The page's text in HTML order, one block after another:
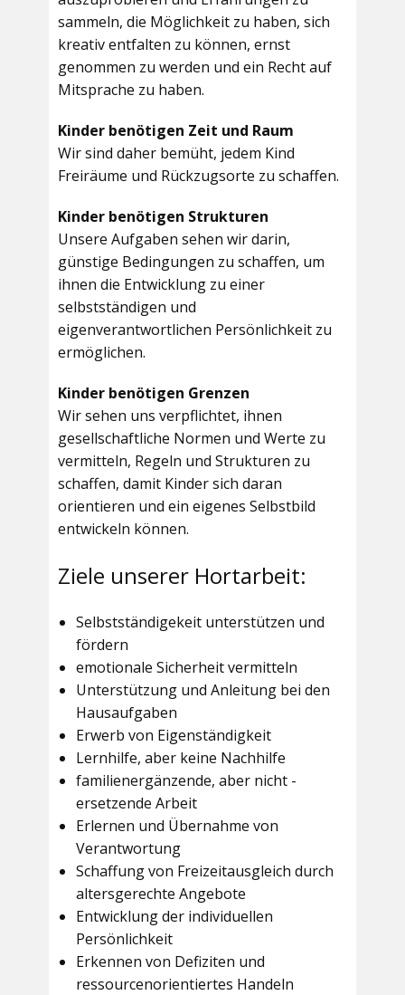
sammeln, die Möglichkeit zu haben, sich
kreativ entfalten zu können, ernst
genommen zu werden und ein Recht auf
Mitsprache zu haben.
Kinder benötigen Zeit und Raum
Wir sind daher bemüht, jedem Kind
Freiräume und Rückzugsorte zu schaffen.
Kinder benötigen Strukturen
Unsere Aufgaben sehen wir darin,
günstige Bedingungen zu schaffen, um
ihnen die Entwicklung zu einer
selbstständigen und
eigenverantwortlichen Persönlichkeit zu
ermöglichen.
Kinder benötigen Grenzen
Wir sehen uns verpflichtet, ihnen
gesellschaftliche Normen und Werte zu
vermitteln, Regeln und Strukturen zu
schaffen, damit Kinder sich daran
orientieren und ein eigenes Selbstbild
entwickeln können.
Ziele unserer Hortarbeit:
Selbstständigekeit unterstützen und
fördern
emotionale Sicherheit vermitteln
Unterstützung und Anleitung bei den
Hausaufgaben
Erwerb von Eigenständigkeit
Lernhilfe, aber keine Nachhilfe
familienergänzende, aber nicht -
ersetzende Arbeit
Erlernen und Übernahme von
Verantwortung
Schaffung von Freizeitausgleich durch
altersgerechte Angebote
Entwicklung der individuellen
Persönlichkeit
Erkennen von Defiziten und
ressourcenorientiertes Handeln